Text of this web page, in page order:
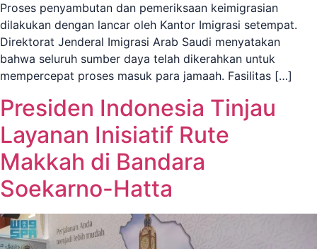
Proses penyambutan dan pemeriksaan keimigrasian
dilakukan dengan lancar oleh Kantor Imigrasi setempat.
Direktorat Jenderal Imigrasi Arab Saudi menyatakan
bahwa seluruh sumber daya telah dikerahkan untuk
mempercepat proses masuk para jamaah. Fasilitas […]
Presiden Indonesia Tinjau
Layanan Inisiatif Rute
Makkah di Bandara
Soekarno-Hatta